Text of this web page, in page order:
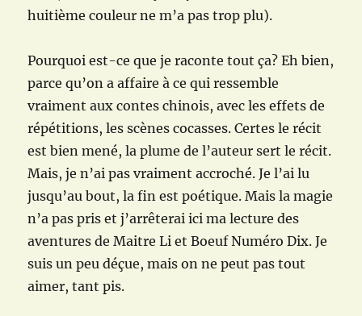
huitième couleur ne m’a pas trop plu).
Pourquoi est-ce que je raconte tout ça? Eh bien,
parce qu’on a affaire à ce qui ressemble
vraiment aux contes chinois, avec les effets de
répétitions, les scènes cocasses. Certes le récit
est bien mené, la plume de l’auteur sert le récit.
Mais, je n’ai pas vraiment accroché. Je l’ai lu
jusqu’au bout, la fin est poétique. Mais la magie
n’a pas pris et j’arrêterai ici ma lecture des
aventures de Maitre Li et Boeuf Numéro Dix. Je
suis un peu déçue, mais on ne peut pas tout
aimer, tant pis.